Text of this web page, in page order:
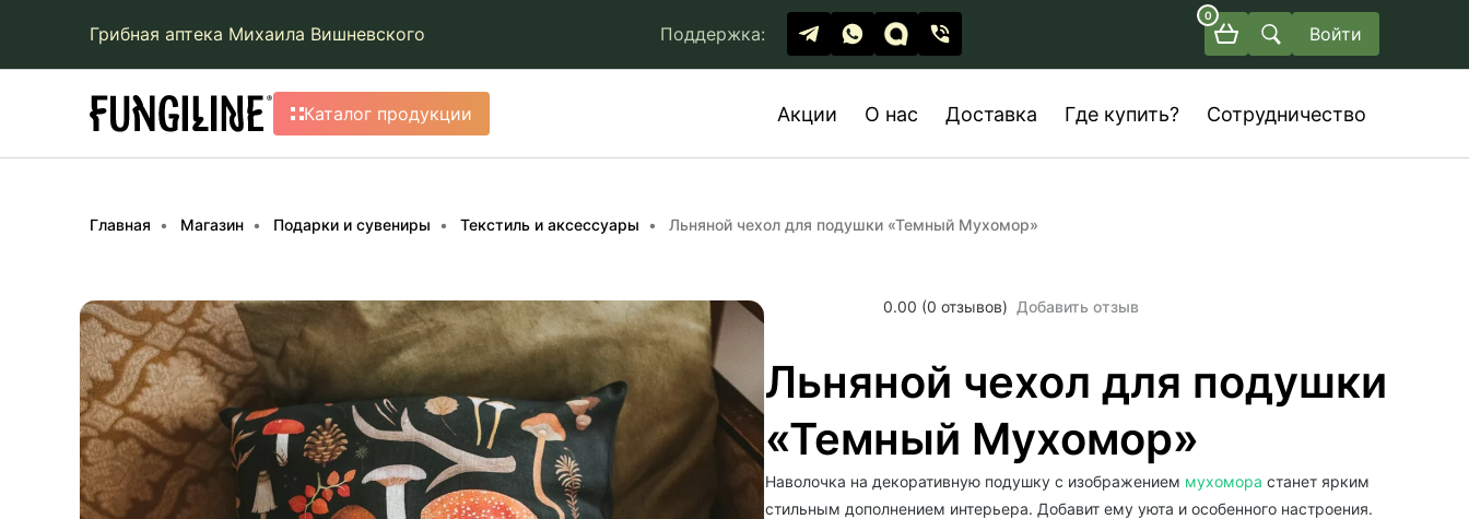
Грибная аптека Михаила Вишневского Поддержка:
0
Войти
Каталог продукции Акции О нас Доставка Где купить? Сотрудничество
Главная Магазин Подарки и сувениры Текстиль и аксессуары Льняной чехол для подушки «Темный Мухомор»
0.00 (0 отзывов) Добавить отзыв
Льняной чехол для подушки
«Темный Мухомор»
Наволочка на декоративную подушку с изображением мухомора станет ярким
стильным дополнением интерьера. Добавит ему уюта и особенного настроения.